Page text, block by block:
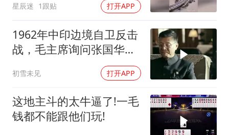
星辰迷 1跟贴 打开APP
1962年中印边境自卫反击
战，毛主席询问张国华能
初雪未见 打开APP
这地主斗的太牛逼了!一毛
钱都不能跟他们玩!